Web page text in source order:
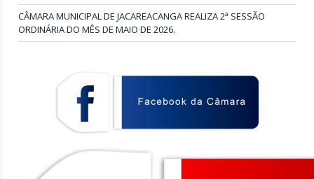
CÂMARA MUNICIPAL DE JACAREACANGA REALIZA 2ª SESSÃO
ORDINÁRIA DO MÊS DE MAIO DE 2026.